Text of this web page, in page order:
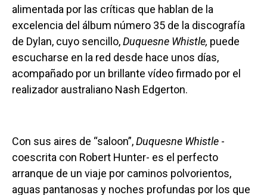
alimentada por las críticas que hablan de la
excelencia del álbum número 35 de la discografía
de Dylan, cuyo sencillo,Duquesne Whistle, puede
escucharse en la red desde hace unos días,
acompañado por un brillante vídeo firmado por el
realizador australiano Nash Edgerton.
Con sus aires de “saloon”,Duquesne Whistle -
coescrita con Robert Hunter- es el perfecto
arranque de un viaje por caminos polvorientos,
aguas pantanosas y noches profundas por los que